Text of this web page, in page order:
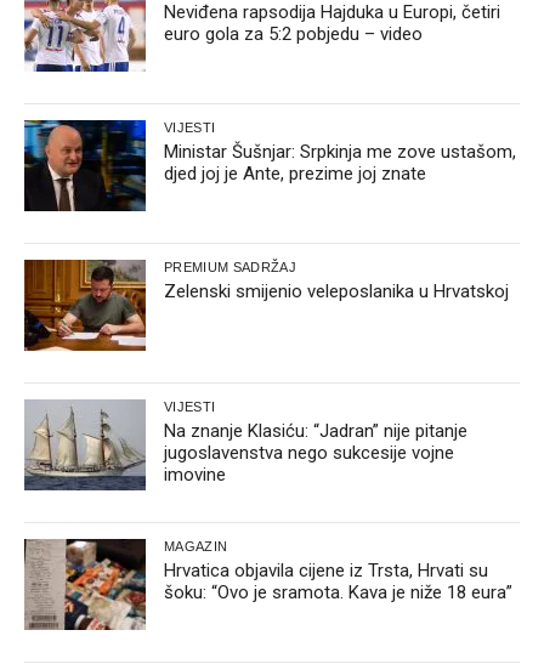
Neviđena rapsodija Hajduka u Europi, četiri
euro gola za 5:2 pobjedu – video
VIJESTI
Ministar Šušnjar: Srpkinja me zove ustašom,
djed joj je Ante, prezime joj znate
PREMIUM SADRŽAJ
Zelenski smijenio veleposlanika u Hrvatskoj
VIJESTI
Na znanje Klasiću: “Jadran” nije pitanje
jugoslavenstva nego sukcesije vojne
imovine
MAGAZIN
Hrvatica objavila cijene iz Trsta, Hrvati su
šoku: “Ovo je sramota. Kava je niže 18 eura”